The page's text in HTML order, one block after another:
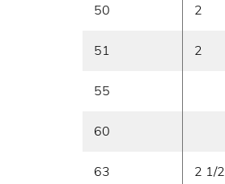
50 2
51 2
55
60
63 2 1/2